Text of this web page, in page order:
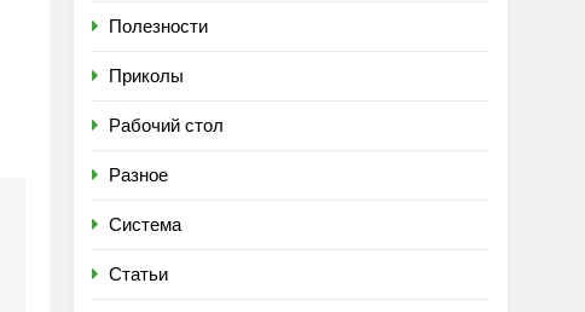
Полезности
Приколы
Рабочий стол
Разное
Система
Статьи